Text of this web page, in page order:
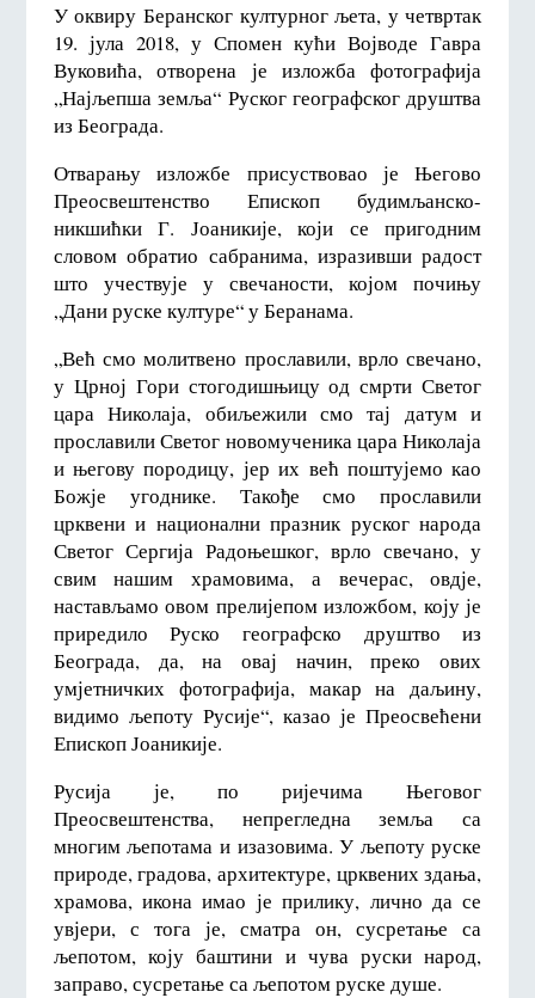
У оквиру Беранског културног љета, у четвртак
19. јула 2018, у Спомен кући Војводе Гавра
Вуковића, отворена је изложба фотографија
„Најљепша земља“ Руског географског друштва
из Београда.
Отварању изложбе присуствовао је Његово
Преосвештенство Епископ будимљанско-
никшићки Г. Јоаникије, који се пригодним
словом обратио сабранима, изразивши радост
што учествује у свечаности, којом почињу
„Дани руске културе“ у Беранама.
„Већ смо молитвено прославили, врло свечано,
у Црној Гори стогодишњицу од смрти Светог
цара Николаја, обиљежили смо тај датум и
прославили Светог новомученика цара Николаја
и његову породицу, јер их већ поштујемо као
Божје угоднике. Такође смо прославили
црквени и национални празник руског народа
Светог Сергија Радоњешког, врло свечано, у
свим нашим храмовима, а вечерас, овдје,
настављамо овом прелијепом изложбом, коју је
приредило Руско географско друштво из
Београда, да, на овај начин, преко ових
умјетничких фотографија, макар на даљину,
видимо љепоту Русије“, казао је Преосвећени
Епископ Јоаникије.
Русија је, по ријечима Његовог
Преосвештенства, непрегледна земља са
многим љепотама и изазовима. У љепоту руске
природе, градова, архитектуре, црквених здања,
храмова, икона имао је прилику, лично да се
увјери, с тога је, сматра он, сусретање са
љепотом, коју баштини и чува руски народ,
заправо, сусретање са љепотом руске душе.